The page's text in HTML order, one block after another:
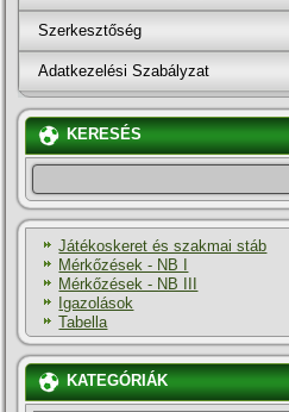
Szerkesztőség
Adatkezelési Szabályzat
KERESÉS
Játékoskeret és szakmai stáb
Mérkőzések - NB I
Mérkőzések - NB III
Igazolások
Tabella
KATEGÓRIÁK